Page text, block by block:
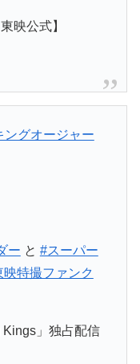
映公式】
ングオージャー
ー と #スーパー
映特撮ファンク
」独占配信